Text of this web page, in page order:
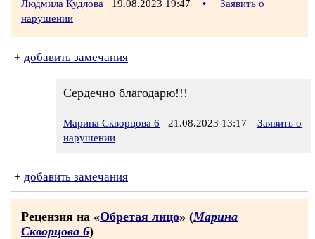
Людмила Кудлова 19.08.2023 19:47 •
Заявить о
нарушении
+ добавить замечания
Сердечно благодарю!!!
Марина Скворцова 6 21.08.2023 13:17
Заявить о
нарушении
+ добавить замечания
Рецензия на «Обретая лицо» (Марина
Скворцова 6)